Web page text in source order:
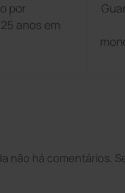
por
anos em
não há comentários.